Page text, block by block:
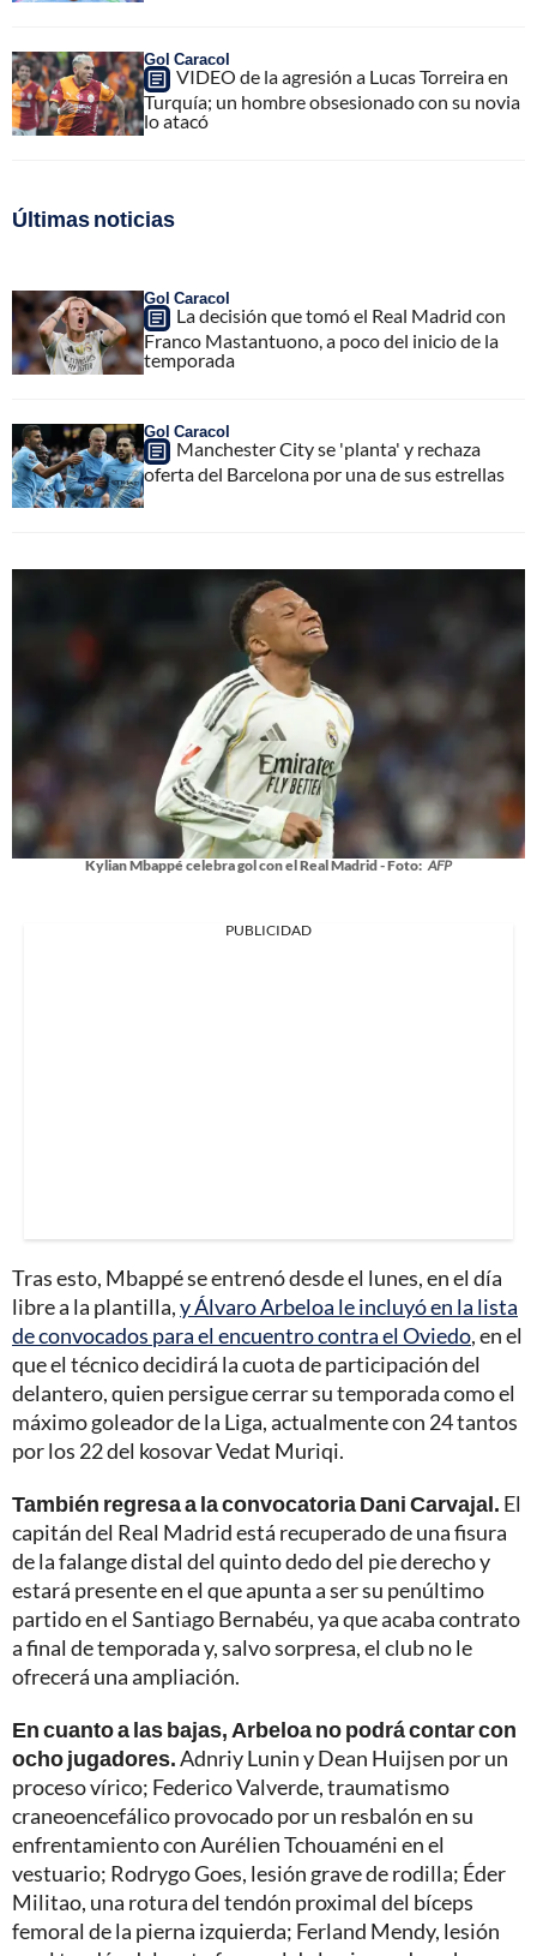
Gol Caracol
VIDEO de la agresión a Lucas Torreira en
Turquía; un hombre obsesionado con su novia
lo atacó
Últimas noticias
Gol Caracol
La decisión que tomó el Real Madrid con
Franco Mastantuono, a poco del inicio de la
temporada
Gol Caracol
Manchester City se 'planta' y rechaza
oferta del Barcelona por una de sus estrellas
Kylian Mbappé celebra gol con el Real Madrid - Foto: AFP
PUBLICIDAD
Tras esto, Mbappé se entrenó desde el lunes, en el día
libre a la plantilla,y Álvaro Arbeloa le incluyó en la lista
de convocados para el encuentro contra el Oviedo, en el
que el técnico decidirá la cuota de participación del
delantero, quien persigue cerrar su temporada como el
máximo goleador de la Liga, actualmente con 24 tantos
por los 22 del kosovar Vedat Muriqi.
También regresa a la convocatoria Dani Carvajal. El
capitán del Real Madrid está recuperado de una fisura
de la falange distal del quinto dedo del pie derecho y
estará presente en el que apunta a ser su penúltimo
partido en el Santiago Bernabéu, ya que acaba contrato
a final de temporada y, salvo sorpresa, el club no le
ofrecerá una ampliación.
En cuanto a las bajas, Arbeloa no podrá contar con
ocho jugadores.Adnriy Lunin y Dean Huijsen por un
proceso vírico; Federico Valverde, traumatismo
craneoencefálico provocado por un resbalón en su
enfrentamiento con Aurélien Tchouaméni en el
vestuario; Rodrygo Goes, lesión grave de rodilla; Éder
Militao, una rotura del tendón proximal del bíceps
femoral de la pierna izquierda; Ferland Mendy, lesión